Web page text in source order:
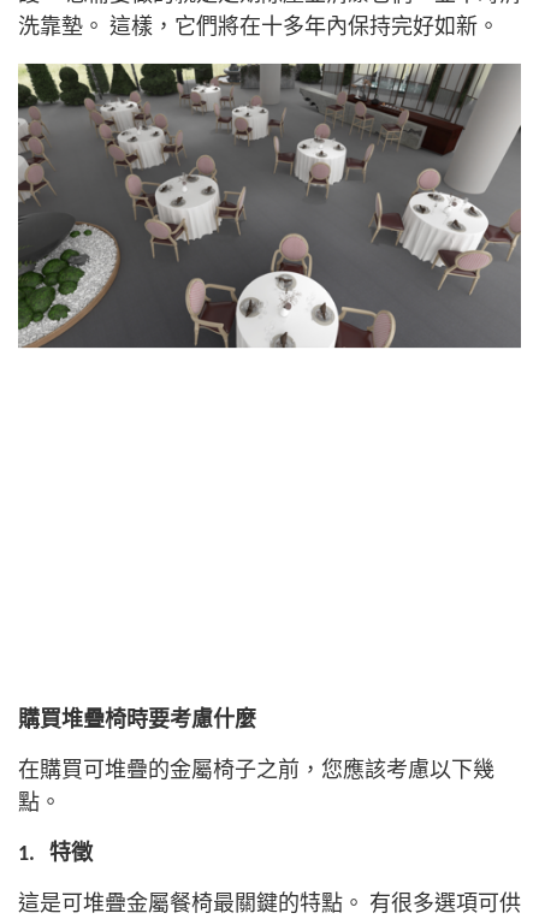
洗靠墊。 這樣，它們將在十多年內保持完好如新。
購買堆疊椅時要考慮什麼
在購買可堆疊的金屬椅子之前，您應該考慮以下幾
點。
1. 特徵
這是可堆疊金屬餐椅最關鍵的特點。 有很多選項可供